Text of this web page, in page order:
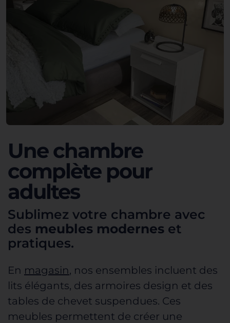
Une chambre
complète pour
adultes
Sublimez votre chambre avec
des meubles modernes et
pratiques.
En magasin, nos ensembles incluent des
lits élégants, des armoires design et des
tables de chevet suspendues. Ces
meubles permettent de créer une